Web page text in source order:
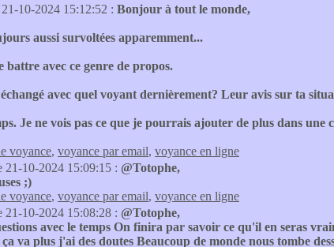
10-2024 15:12:52 : Bonjour à tout le monde,
aussi survoltées apparemment...
battre avec ce genre de propos.
avec quel voyant dernièrement? Leur avis sur ta
Je ne vois pas ce que je pourrais ajouter de plus dans une
voyance, voyance par email, voyance en ligne
21-10-2024 15:09:15 : @Totophe,
;)
voyance, voyance par email, voyance en ligne
21-10-2024 15:08:28 : @Totophe,
avec le temps On finira par savoir ce qu'il en seras
va plus j'ai des doutes Beaucoup de monde nous tombe